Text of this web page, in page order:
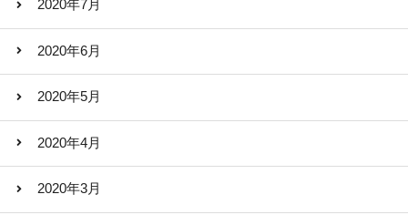
2020年7月
2020年6月
2020年5月
2020年4月
2020年3月